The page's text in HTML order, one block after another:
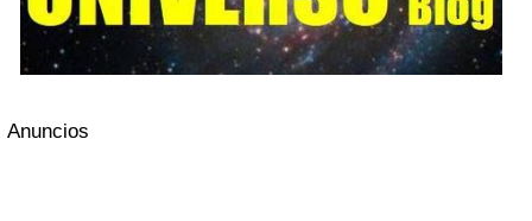
Anuncios